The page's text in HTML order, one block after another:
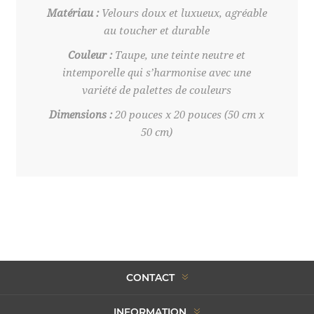
Matériau :Velours doux et luxueux, agréable
au toucher et durable
Couleur :Taupe, une teinte neutre et
intemporelle qui s’harmonise avec une
variété de palettes de couleurs
Dimensions :20 pouces x 20 pouces (50 cm x
50 cm)
CONTACT